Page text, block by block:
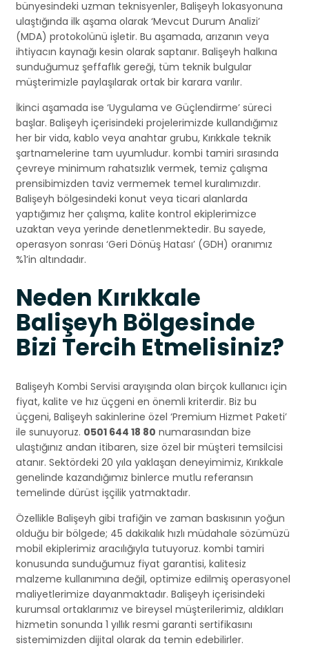
bünyesindeki uzman teknisyenler, Balişeyh lokasyonuna
ulaştığında ilk aşama olarak ‘Mevcut Durum Analizi’
(MDA) protokolünü işletir. Bu aşamada, arızanın veya
ihtiyacın kaynağı kesin olarak saptanır. Balişeyh halkına
sunduğumuz şeffaflık gereği, tüm teknik bulgular
müşterimizle paylaşılarak ortak bir karara varılır.
İkinci aşamada ise ‘Uygulama ve Güçlendirme’ süreci
başlar. Balişeyh içerisindeki projelerimizde kullandığımız
her bir vida, kablo veya anahtar grubu, Kırıkkale teknik
şartnamelerine tam uyumludur. kombi tamiri sırasında
çevreye minimum rahatsızlık vermek, temiz çalışma
prensibimizden taviz vermemek temel kuralımızdır.
Balişeyh bölgesindeki konut veya ticari alanlarda
yaptığımız her çalışma, kalite kontrol ekiplerimizce
uzaktan veya yerinde denetlenmektedir. Bu sayede,
operasyon sonrası ‘Geri Dönüş Hatası’ (GDH) oranımız
%1’in altındadır.
Neden Kırıkkale
Balişeyh Bölgesinde
Bizi Tercih Etmelisiniz?
Balişeyh Kombi Servisi arayışında olan birçok kullanıcı için
fiyat, kalite ve hız üçgeni en önemli kriterdir. Biz bu
üçgeni, Balişeyh sakinlerine özel ‘Premium Hizmet Paketi’
ile sunuyoruz. 0501 644 18 80 numarasından bize
ulaştığınız andan itibaren, size özel bir müşteri temsilcisi
atanır. Sektördeki 20 yıla yaklaşan deneyimimiz, Kırıkkale
genelinde kazandığımız binlerce mutlu referansın
temelinde dürüst işçilik yatmaktadır.
Özellikle Balişeyh gibi trafiğin ve zaman baskısının yoğun
olduğu bir bölgede; 45 dakikalık hızlı müdahale sözümüzü
mobil ekiplerimiz aracılığıyla tutuyoruz. kombi tamiri
konusunda sunduğumuz fiyat garantisi, kalitesiz
malzeme kullanımına değil, optimize edilmiş operasyonel
maliyetlerimize dayanmaktadır. Balişeyh içerisindeki
kurumsal ortaklarımız ve bireysel müşterilerimiz, aldıkları
hizmetin sonunda 1 yıllık resmi garanti sertifikasını
sistemimizden dijital olarak da temin edebilirler.